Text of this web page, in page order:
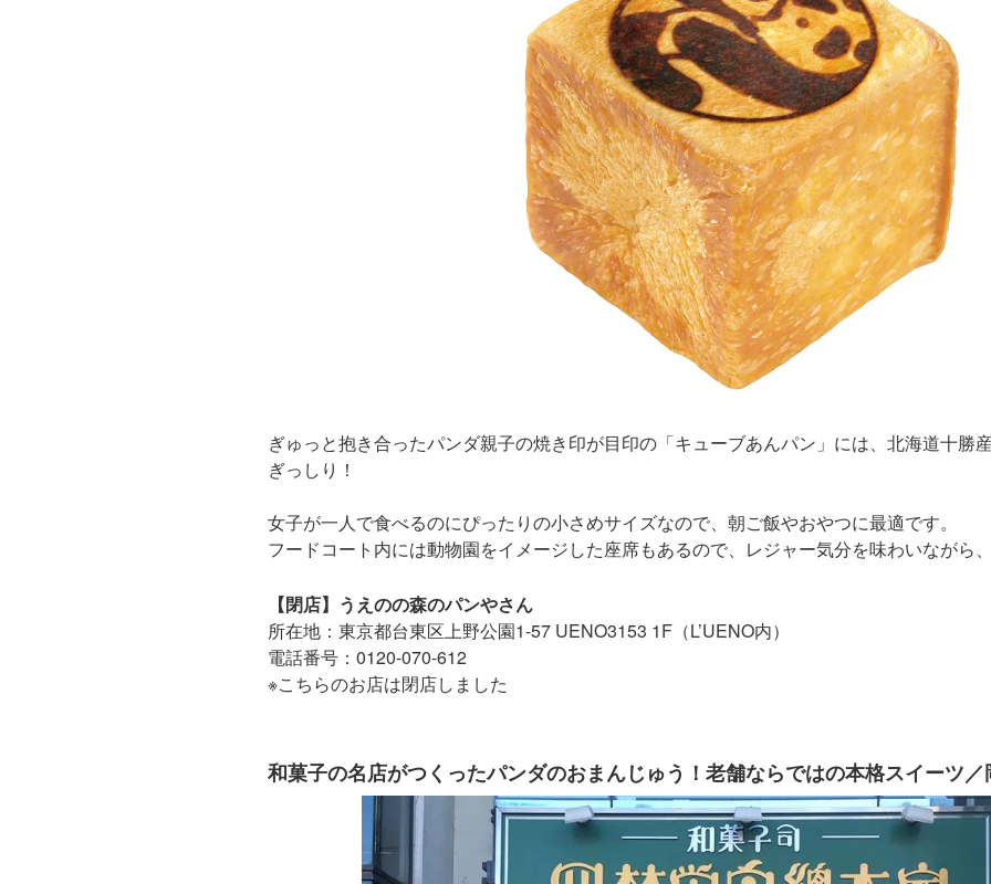
ぎゅっと抱き合ったパンダ親子の焼き印が目印の「キューブあんパン」には、北海道十勝
ぎっしり！
女子が一人で食べるのにぴったりの小さめサイズなので、朝ご飯やおやつに最適です。
フードコート内には動物園をイメージした座席もあるので、レジャー気分を味わいながら
【閉店】うえのの森のパンやさん
所在地：東京都台東区上野公園1-57 UENO3153 1F（L’UENO内）
電話番号：0120-070-612
※こちらのお店は閉店しました
和菓子の名店がつくったパンダのおまんじゅう！老舗ならではの本格スイーツ